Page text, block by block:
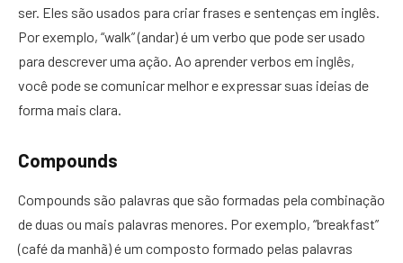
ser. Eles são usados para criar frases e sentenças em inglês.
Por exemplo, “walk” (andar) é um verbo que pode ser usado
para descrever uma ação. Ao aprender verbos em inglês,
você pode se comunicar melhor e expressar suas ideias de
forma mais clara.
Compounds
Compounds são palavras que são formadas pela combinação
de duas ou mais palavras menores. Por exemplo, “breakfast”
(café da manhã) é um composto formado pelas palavras